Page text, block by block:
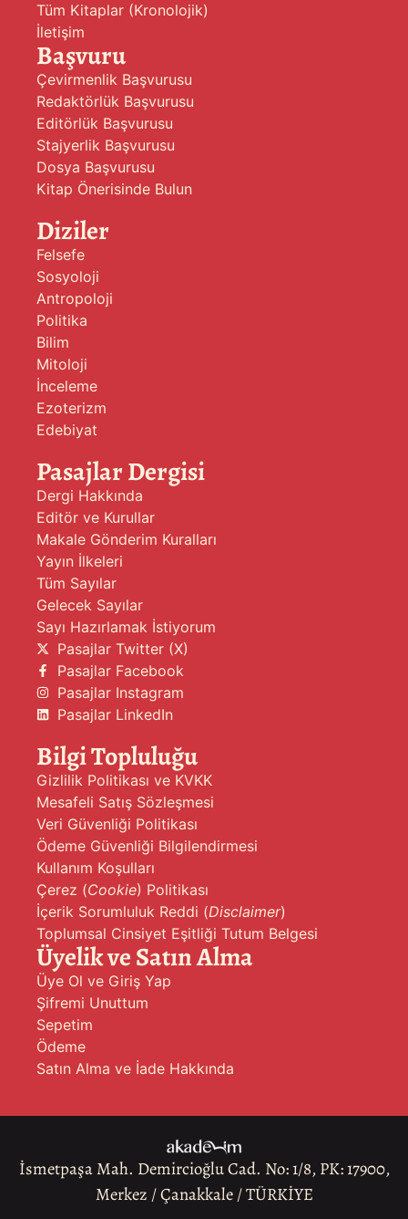
Tüm Kitaplar (Kronolojik)
İletişim
Başvuru
Çevirmenlik Başvurusu
Redaktörlük Başvurusu
Editörlük Başvurusu
Stajyerlik Başvurusu
Dosya Başvurusu
Kitap Önerisinde Bulun
Diziler
Felsefe
Sosyoloji
Antropoloji
Politika
Bilim
Mitoloji
İnceleme
Ezoterizm
Edebiyat
Pasajlar Dergisi
Dergi Hakkında
Editör ve Kurullar
Makale Gönderim Kuralları
Yayın İlkeleri
Tüm Sayılar
Gelecek Sayılar
Sayı Hazırlamak İstiyorum
Pasajlar Twitter (X)
Pasajlar Facebook
Pasajlar Instagram
Pasajlar LinkedIn
Bilgi Topluluğu
Gizlilik Politikası ve KVKK
Mesafeli Satış Sözleşmesi
Veri Güvenliği Politikası
Ödeme Güvenliği Bilgilendirmesi
Kullanım Koşulları
Çerez (Cookie) Politikası
İçerik Sorumluluk Reddi (Disclaimer)
Toplumsal Cinsiyet Eşitliği Tutum Belgesi
Üyelik ve Satın Alma
Üye Ol ve Giriş Yap
Şifremi Unuttum
Sepetim
Ödeme
Satın Alma ve İade Hakkında
İsmetpaşa Mah. Demircioğlu Cad. No: 1/8, PK: 17900,
Merkez / Çanakkale / TÜRKİYE